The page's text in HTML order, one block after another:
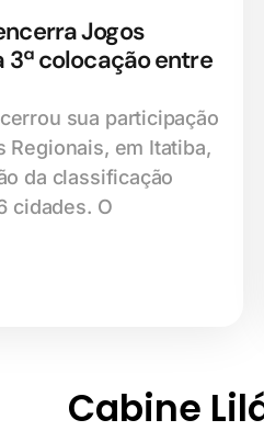
Jogos
3ª colocação entre
sua participação
Regionais, em Itatiba,
da classificação
cidades. O
Cabine